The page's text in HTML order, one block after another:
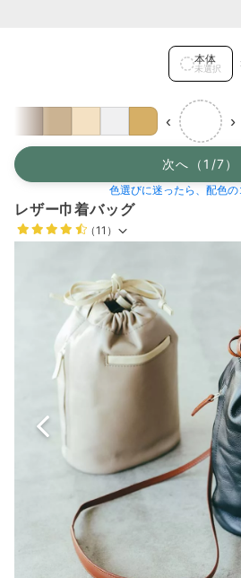
本体
未選択
‹ ›
レザー巾着バッグ
（11）
次へ（1/7）
色選びに迷ったら、配色の